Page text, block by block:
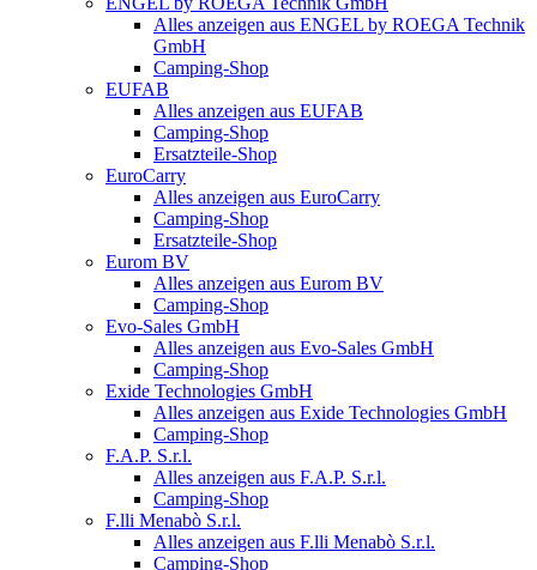
Alles anzeigen aus ENGEL by ROEGA Technik
GmbH
Camping-Shop
EUFAB
Alles anzeigen aus EUFAB
Camping-Shop
Ersatzteile-Shop
EuroCarry
Alles anzeigen aus EuroCarry
Camping-Shop
Ersatzteile-Shop
Eurom BV
Alles anzeigen aus Eurom BV
Camping-Shop
Evo-Sales GmbH
Alles anzeigen aus Evo-Sales GmbH
Camping-Shop
Exide Technologies GmbH
Alles anzeigen aus Exide Technologies GmbH
Camping-Shop
F.A.P. S.r.l.
Alles anzeigen aus F.A.P. S.r.l.
Camping-Shop
F.lli Menabò S.r.l.
Alles anzeigen aus F.lli Menabò S.r.l.
Camping-Shop